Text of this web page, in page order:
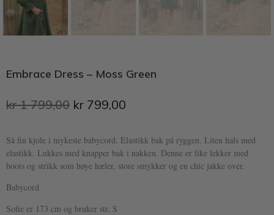
Embrace Dress – Moss Green
kr1 799,00 kr 799,00
Så fin kjole i mykeste babycord. Elastikk bak på ryggen. Liten hals med
elastikk. Lukkes med knapper bak i nakken. Denne er like lekker med
boots og strikk som høye hæler, store smykker og en chic jakke over.
Babycord
Sofie er 173 cm og bruker str. S